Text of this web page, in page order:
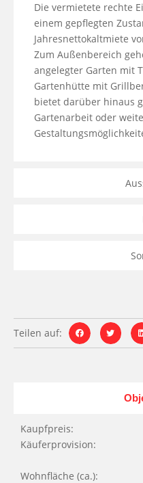
Die vermietete rechte
einem gepflegten
Jahresnettokaltmiete
Zum Außenbereich
angelegter Garten mit
Gartenhütte mit
bietet darüber hinaus
Gartenarbeit oder
Teilen auf:
Kaupfpreis:
Käuferprovision:
Wohnfläche (ca.):